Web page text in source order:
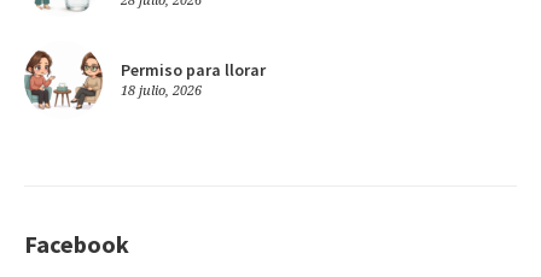
Permiso para llorar
18 julio, 2026
Facebook